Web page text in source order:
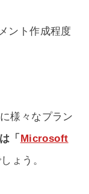
ント作成程度
様々なプラン
「 Microsoft
ょう。